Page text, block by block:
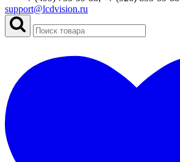
support@lcdvision.ru